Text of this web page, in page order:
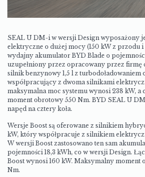
SEAL U DM-i w wersji Design wyposażony
elektryczne o dużej mocy (150 kW z przodu i
wydajny akumulator BYD Blade o
uzupełniony przez opracowany przez
silnik benzynowy 1,5 l z turbodoładowaniem
współpracujący z dwoma silnikami
maksymalna moc systemu wynosi 238 kW, a
moment obrotowy 550 Nm. BYD SEAL U
napęd na cztery koła.
Wersje Boost są oferowane z silnikiem
kW, który współpracuje z silnikiem
W wersji Boost zastosowano ten sam
pojemności 18,3 kWh, co w wersji Design.
Boost wynosi 160 kW. Maksymalny moment
Nm.